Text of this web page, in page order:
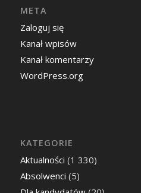
META
Zaloguj się
Kanał wpisów
Kanał komentarzy
WordPress.org
KATEGORIE
Aktualności (1 330)
Absolwenci (5)